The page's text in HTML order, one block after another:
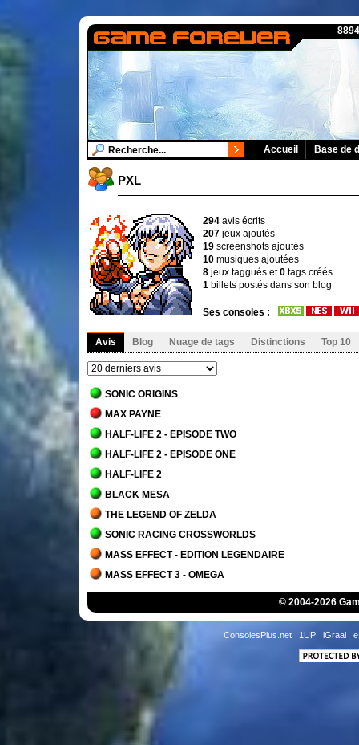
Accueil Base de
PXL
294 avis écrits
207 jeux ajoutés
19 screenshots ajoutés
10 musiques ajoutées
8 jeux taggués et0 tags créés
1 billets postés dans son blog
Ses consoles :
Avis Blog Nuage de tags Distinctions Top 10
SONIC ORIGINS
MAX PAYNE
HALF-LIFE 2 - EPISODE TWO
HALF-LIFE 2 - EPISODE ONE
HALF-LIFE 2
BLACK MESA
THE LEGEND OF ZELDA
SONIC RACING CROSSWORLDS
MASS EFFECT - EDITION LEGENDAIRE
MASS EFFECT 3 - OMEGA
MASS EFFECT 3 - LEVIATHAN
MASS EFFECT 3 - CITADELLE
MASS EFFECT 3 - SURGI DES CENDRES
MASS EFFECT 3
MASS EFFECT 2 - LE COURTIER DE L'OMBRE
MASS EFFECT 2 - L'ARRIVEE
© 2004-2026
ConsolesPlus.net 1UP iGraal